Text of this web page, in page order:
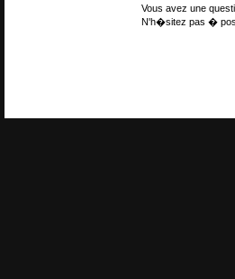
Vous avez une
N'h�sitez pas �